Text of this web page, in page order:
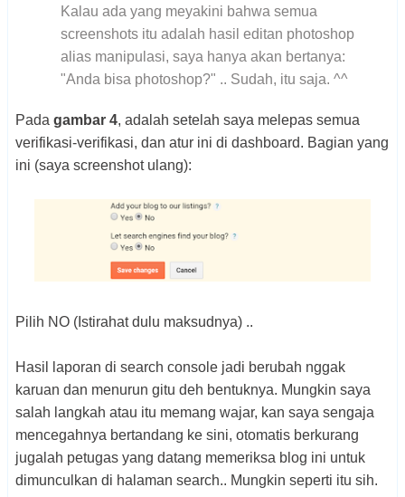
Kalau ada yang meyakini bahwa semua
screenshots itu adalah hasil editan photoshop
alias manipulasi, saya hanya akan bertanya:
"Anda bisa photoshop?" .. Sudah, itu saja. ^^
Pada gambar 4, adalah setelah saya melepas semua
verifikasi-verifikasi, dan atur ini di dashboard. Bagian yang
ini (saya screenshot ulang):
Pilih NO (Istirahat dulu maksudnya) ..
Hasil laporan di search console jadi berubah nggak
karuan dan menurun gitu deh bentuknya. Mungkin saya
salah langkah atau itu memang wajar, kan saya sengaja
mencegahnya bertandang ke sini, otomatis berkurang
jugalah petugas yang datang memeriksa blog ini untuk
dimunculkan di halaman search.. Mungkin seperti itu sih.